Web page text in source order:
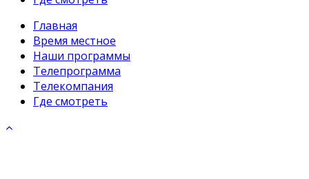
Главная
Время местное
Наши программы
Телепрограмма
Телекомпания
Где смотреть